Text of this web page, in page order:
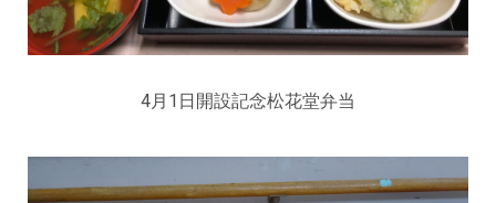
4月1日開設記念松花堂弁当